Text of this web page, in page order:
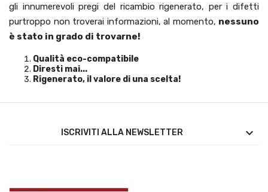
gli innumerevoli pregi del ricambio rigenerato, per i difetti
purtroppo non troverai informazioni, al momento, nessuno
è stato in grado di trovarne!
Qualità eco-compatibile
Diresti mai...
Rigenerato, il valore di una scelta!
ISCRIVITI ALLA NEWSLETTER 